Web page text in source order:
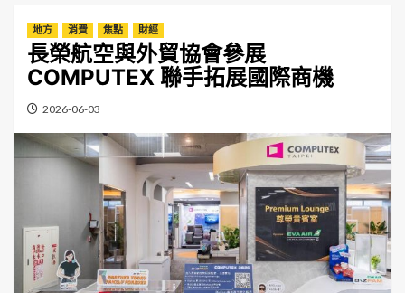
地方 消費 焦點 財經
長榮航空與外貿協會參展
COMPUTEX 聯手拓展國際商機
2026-06-03